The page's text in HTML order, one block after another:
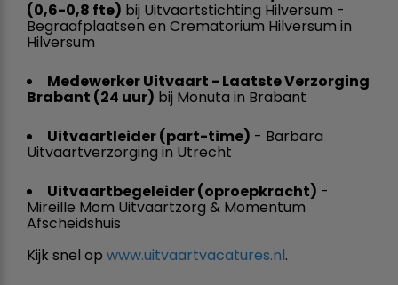
(0,6-0,8 fte) bij Uitvaartstichting Hilversum -
Begraafplaatsen en Crematorium Hilversum in
Hilversum
Medewerker Uitvaart - Laatste Verzorging
Brabant (24 uur) bij Monuta in Brabant
Uitvaartleider (part-time) - Barbara
Uitvaartverzorging in Utrecht
Uitvaartbegeleider (oproepkracht) -
Mireille Mom Uitvaartzorg & Momentum
Afscheidshuis
Kijk snel op www.uitvaartvacatures.nl.